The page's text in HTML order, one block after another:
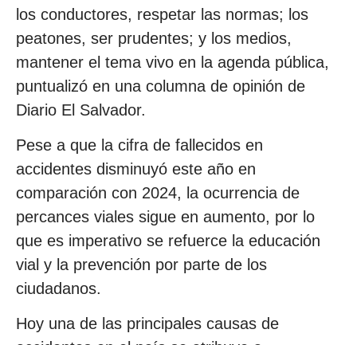
los conductores, respetar las normas; los
peatones, ser prudentes; y los medios,
mantener el tema vivo en la agenda pública,
puntualizó en una columna de opinión de
Diario El Salvador.
Pese a que la cifra de fallecidos en
accidentes disminuyó este año en
comparación con 2024, la ocurrencia de
percances viales sigue en aumento, por lo
que es imperativo se refuerce la educación
vial y la prevención por parte de los
ciudadanos.
Hoy una de las principales causas de